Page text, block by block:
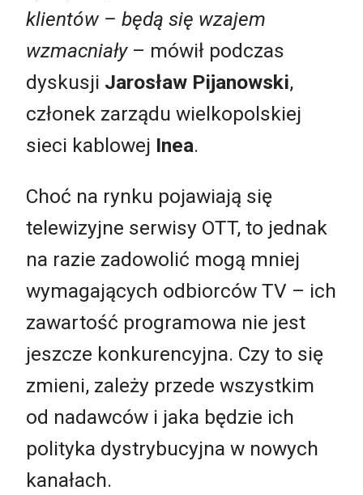
klientów – będą się wzajem
wzmacniały– mówił podczas
dyskusji Jarosław Pijanowski,
członek zarządu wielkopolskiej
sieci kablowej Inea.
Choć na rynku pojawiają się
telewizyjne serwisy OTT, to jednak
na razie zadowolić mogą mniej
wymagających odbiorców TV – ich
zawartość programowa nie jest
jeszcze konkurencyjna. Czy to się
zmieni, zależy przede wszystkim
od nadawców i jaka będzie ich
polityka dystrybucyjna w nowych
kanałach.